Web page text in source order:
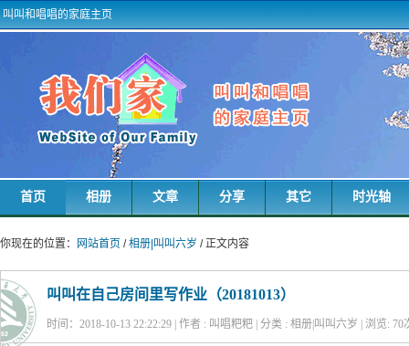
叫叫和唱唱的家庭主页
首页 相册 文章 分享 其它 时光轴
你现在的位置： 网站首页 /相册|叫叫六岁 / 正文内容
叫叫在自己房间里写作业（20181013）
时间：2018-10-13 22:22:29 | 作者 : 叫唱粑粑 | 分类 : 相册|叫叫六岁 | 浏览: 70